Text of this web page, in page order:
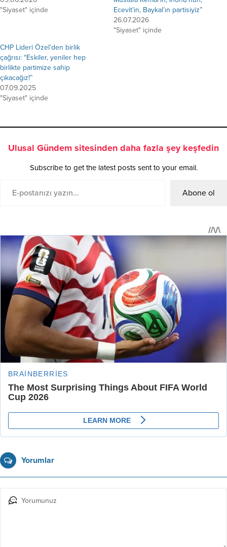
"Siyaset" içinde
Ecevit’in, Baykal’ın partisiyiz”
26.07.2026
"Siyaset" içinde
CHP Lideri Özel’den birlik
çağrısı: “Eskiler, yeniler hep
birlikte partimize sahip
çıkacağız!”
07.09.2025
"Siyaset" içinde
Ulusal Gündem sitesinden daha fazla şey keşfedin
Subscribe to get the latest posts sent to your email.
Abone ol
Yorumlar